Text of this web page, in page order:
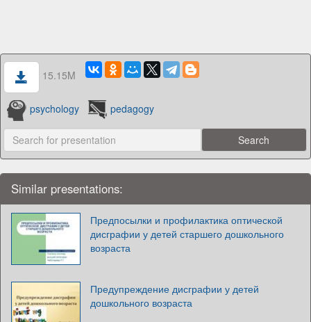
15.15M
psychology pedagogy
Similar presentations:
Предпосылки и профилактика оптической
дисграфии у детей старшего дошкольного
возраста
Предупреждение дисграфии у детей
дошкольного возраста